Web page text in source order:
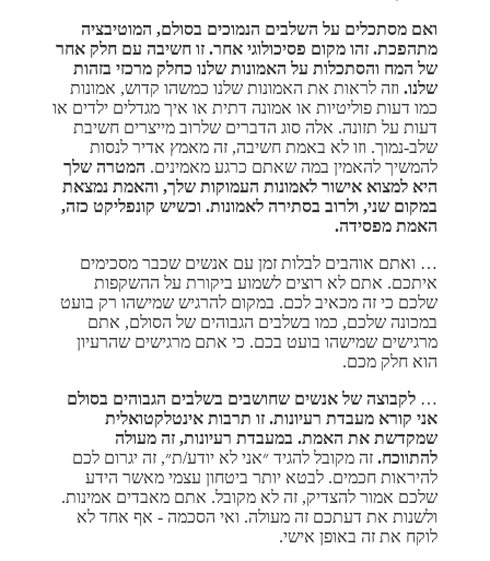
ואם מסתכלים על השלבים הנמוכים בסולם, המוטיבציה
מתהפכת. זהו מקום פסיכולוגי אחר. זו חשיבה עם חלק אחר
של המח והסתכלות על האמונות שלנו כחלק מרכזי בזהות
שלנו. וזה לראות את האמונות שלנו כמשהו קדוש, אמונות
כמו דעות פוליטיות או אמונה דתית או איך מגדלים ילדים או
דעות על תזונה. אלה סוג הדברים שלרוב מייצרים חשיבת
שלב-נמוך. וזו לא באמת חשיבה, זה מאמץ אדיר לנסות
להמשיך להאמין במה שאתם כרגע מאמינים. המטרה שלך
היא למצוא אישור לאמונות העמוקות שלך, והאמת נמצאת
במקום שני, ולרוב בסתירה לאמונות. וכשיש קונפליקט כזה,
האמת מפסידה.
… ואתם אוהבים לבלות זמן עם אנשים שכבר מסכימים
איתכם. אתם לא רוצים לשמוע ביקורת על ההשקפות
שלכם כי זה מכאיב לכם. במקום להרגיש שמישהו רק בועט
במכונה שלכם, כמו בשלבים הגבוהים של הסולם, אתם
מרגישים שמישהו בועט בכם. כי אתם מרגישים שהרעיון
הוא חלק מכם.
… לקבוצה של אנשים שחושבים בשלבים הגבוהים בסולם
אני קורא מעבדת רעיונות. זו תרבות אינטלקטואלית
שמקדשת את האמת. במעבדת רעיונות, זה מעולה
להתווכח. זה מקובל להגיד ״אני לא יודע/ת״, זה יגרום לכם
להיראות חכמים. לבטא יותר ביטחון עצמי מאשר הידע
שלכם אמור להצדיק, זה לא מקובל. אתם מאבדים אמינות.
ולשנות את דעתכם זה מעולה. ואי הסכמה - אף אחד לא
לוקח את זה באופן אישי.